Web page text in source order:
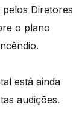
Diretores
o plano
está ainda
audições.